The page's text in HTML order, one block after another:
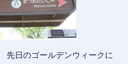
先日のゴールデンウィークに